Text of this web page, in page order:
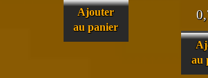
Ajouter
au panier
au